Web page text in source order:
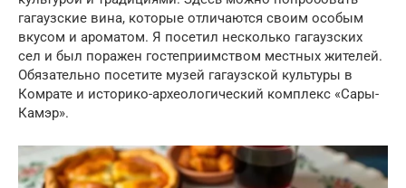
гагаузские вина, которые отличаются своим особым
вкусом и ароматом. Я посетил несколько гагаузских
сел и был поражен гостеприимством местных жителей.
Обязательно посетите музей гагаузской культуры в
Комрате и историко-археологический комплекс «Сары-
Камэр».